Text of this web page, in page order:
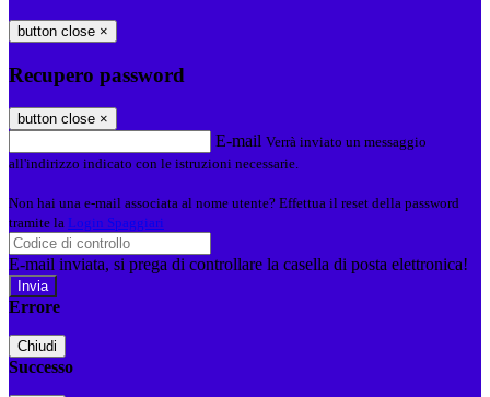
button close ×
Recupero password
button close ×
E-mail Verrà inviato un messaggio
all'indirizzo indicato con le istruzioni necessarie.
Non hai una e-mail associata al nome utente? Effettua il reset della password
tramite la Login Spaggiari
E-mail inviata, si prega di controllare la casella di posta elettronica!
Errore
Chiudi
Successo